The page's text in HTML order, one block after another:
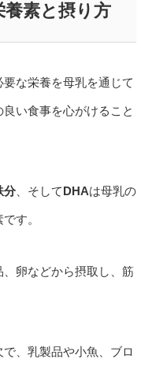
養素と摂り方
な栄養を母乳を通じて
い食事を心がけること
分、そしてDHAは母乳の
す。
卵などから摂取し、筋
、乳製品や小魚、ブロ